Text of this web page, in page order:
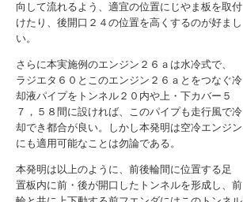
向して流れるよう、適宜の位置にじやま板を取付
けたり、後開口２４の位置を高くするのが好まし
い。
さらに本実施例のエンジン２６ａは水冷式で、
ラジエタ６０とこのエンジン２６ａとをつなぐ冷
却液パイプをトンネル２０内や上・下カバー５
７，５８間に設ければ、このパイプも走行風で冷
却でき都合が良い。しかし本発明は空冷エンジン
にも適用可能なことは勿論である。
本発明は以上のように、前後輪間に位置する足
置板内に前・後が開口したトンネルを形成し、前